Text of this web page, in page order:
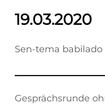
19.03.2020
Sen-tema babilado
Gesprächsrunde